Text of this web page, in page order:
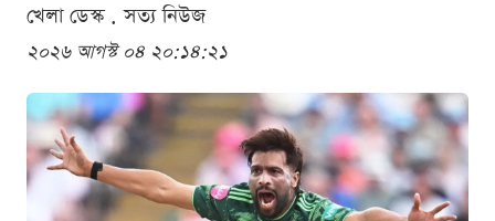
খেলা ডেস্ক . সত্য নিউজ
২০২৬ আগস্ট ০৪ ২০:১৪:২১